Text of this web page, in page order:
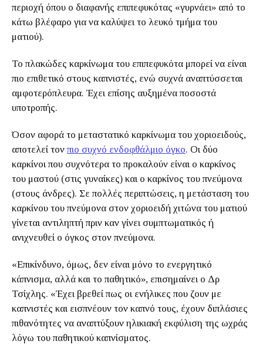
περιοχή όπου ο διαφανής επιπεφυκότας «γυρνάει» από το
κάτω βλέφαρο για να καλύψει το λευκό τμήμα του
ματιού).
Το πλακώδες καρκίνωμα του επιπεφυκότα μπορεί να είναι
πιο επιθετικό στους καπνιστές, ενώ συχνά αναπτύσσεται
αμφοτερόπλευρα. Έχει επίσης αυξημένα ποσοστά
υποτροπής.
Όσον αφορά το μεταστατικό καρκίνωμα του χοριοειδούς,
αποτελεί τον πιο συχνό ενδοφθάλμιο όγκο. Οι δύο
καρκίνοι που συχνότερα το προκαλούν είναι ο καρκίνος
του μαστού (στις γυναίκες) και ο καρκίνος του πνεύμονα
(στους άνδρες). Σε πολλές περιπτώσεις, η μετάσταση του
καρκίνου του πνεύμονα στον χοριοειδή χιτώνα του ματιού
γίνεται αντιληπτή πριν καν γίνει συμπτωματικός ή
ανιχνευθεί ο όγκος στον πνεύμονα.
«Επικίνδυνο, όμως, δεν είναι μόνο το ενεργητικό
κάπνισμα, αλλά και το παθητικό», επισημαίνει ο Δρ
Τσίχλης. «Έχει βρεθεί πως οι ενήλικες που ζουν με
καπνιστές και εισπνέουν τον καπνό τους, έχουν διπλάσιες
πιθανότητες να αναπτύξουν ηλικιακή εκφύλιση της ωχράς
λόγω του παθητικού καπνίσματος.